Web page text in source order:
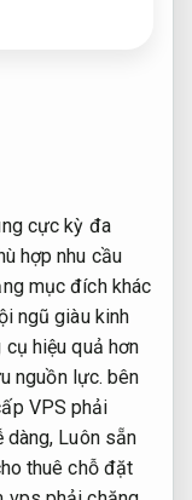
cực kỳ đa
hợp nhu cầu
mục đích khác
ngũ giàu kinh
hiệu quả hơn
nguồn lực. bên
VPS phải
dàng, Luôn sẵn
thuê chỗ đặt